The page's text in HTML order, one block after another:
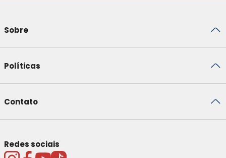
Sobre
Políticas
Contato
Redes sociais